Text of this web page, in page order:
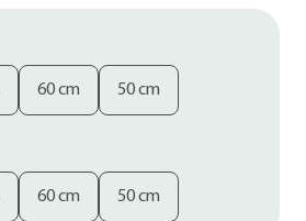
60 cm 50 cm
60 cm 50 cm